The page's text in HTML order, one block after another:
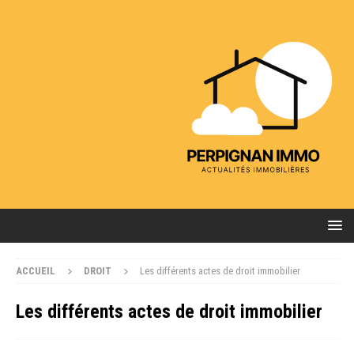
ACCUEIL DROIT Les différents actes de droit immobilier
Les différents actes de droit immobilier